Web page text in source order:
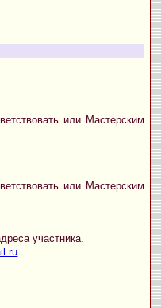
или Мастерским
или Мастерским
участника.
.